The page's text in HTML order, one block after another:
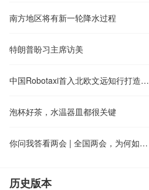
南方地区将有新一轮降水过程
特朗普盼习主席访美
中国Robotaxi首入北欧文远知行打造丹麦首个自动驾驶商业化项目
泡杯好茶，水温器皿都很关键
你问我答看两会 | 全国两会，为何如此令人关注？
历史版本